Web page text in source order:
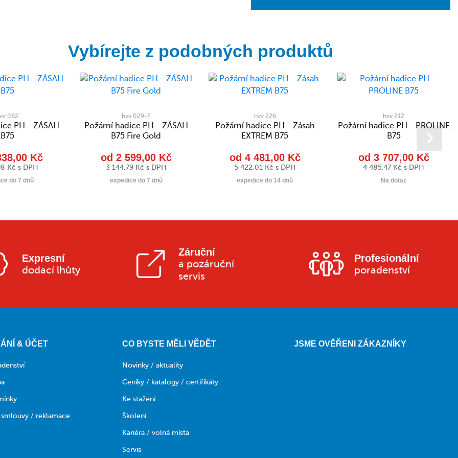
Vybírejte z podobných produktů
082
PH - ZÁSAH
B75
Kč
Kč s DPH
do 7 dnů
hvv 029-F
Požární hadice PH - ZÁSAH
B75 Fire Gold
od 2 599,00 Kč
3 144,79 Kč s DPH
expedice do 7 dnů
hvv 226
Požární hadice PH - Zásah
EXTREM B75
od 4 481,00 Kč
5 422,01 Kč s DPH
expedice do 14 dnů
hvv 212
Požární hadice PH - PROLINE
B75
od 3 707,00 Kč
4 485,47 Kč s DPH
Na dotaz
Expresní
dodací lhůty
Záruční
a pozáruční
servis
Profesionální
poradenství
& ÚČET
/ reklamace
CO BYSTE MĚLI VĚDĚT
Novinky / aktuality
Ceníky / katalogy / certifikáty
Ke stažení
Školení
Kariéra / volná místa
Servis
JSME OVĚŘENI ZÁKAZNÍKY